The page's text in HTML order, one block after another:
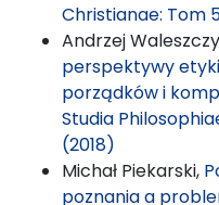
Christianae: Tom
Andrzej
perspektywy
porządków i
Studia
(2018)
Michał Piekarski,
poznania a